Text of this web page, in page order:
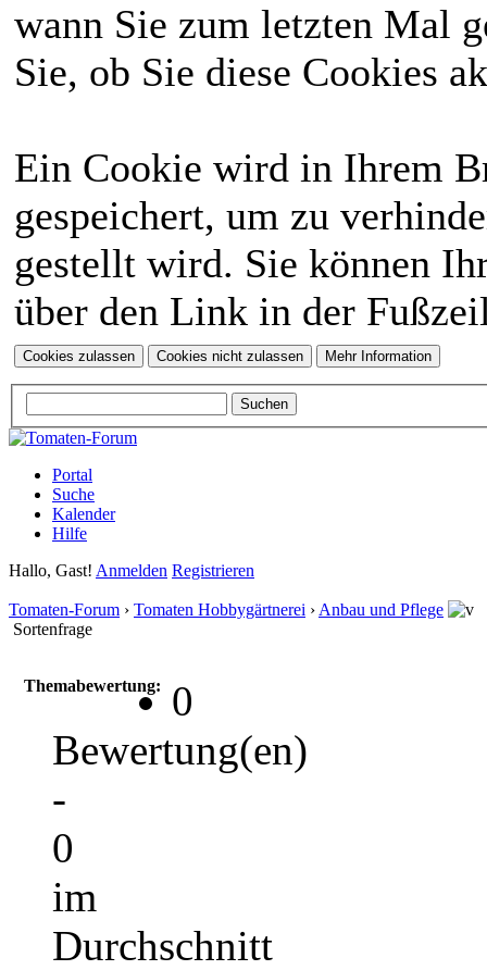
wann Sie zum letzten Mal
Sie, ob Sie diese Cookies
Ein Cookie wird in Ihrem
gespeichert, um zu
gestellt wird. Sie können
über den Link in der
Portal
Suche
Kalender
Hilfe
Hallo, Gast! Anmelden Registrieren
Tomaten-Forum › Tomaten Hobbygärtnerei › Anbau und Pflege
Sortenfrage
Themabewertung:
0
Bewertung(en)
-
0
im
Durchschnitt